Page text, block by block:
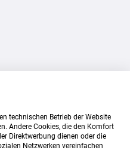
technischen Betrieb der Website
Andere Cookies, die den Komfort
Direktwerbung dienen oder die
Netzwerken vereinfachen